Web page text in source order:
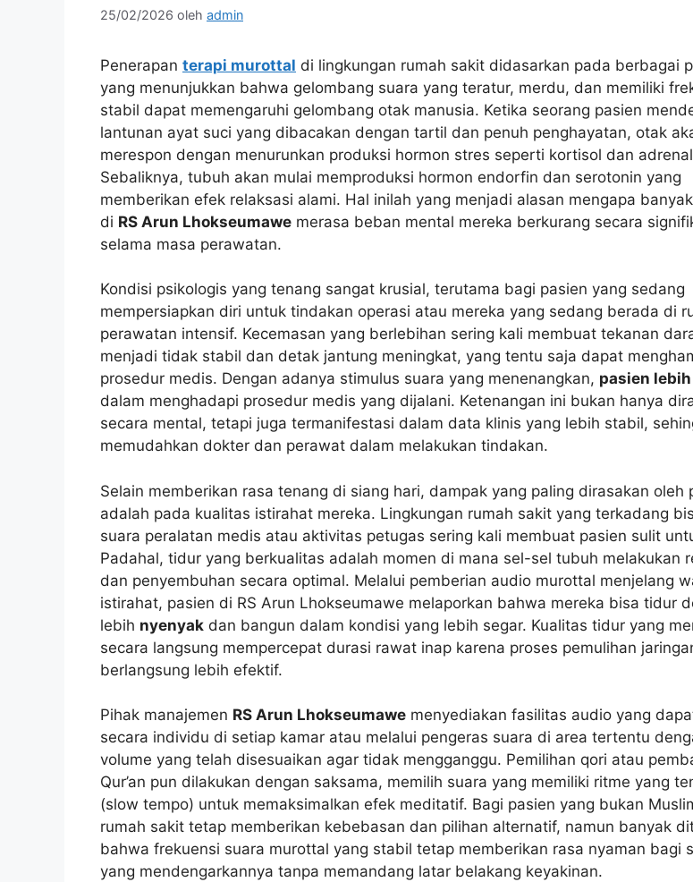
25/02/2026 oleh admin
Penerapan terapi murottal di lingkungan rumah sakit didasarkan pada berbagai
yang menunjukkan bahwa gelombang suara yang teratur, merdu, dan memiliki
stabil dapat memengaruhi gelombang otak manusia. Ketika seorang pasien
lantunan ayat suci yang dibacakan dengan tartil dan penuh penghayatan, otak
merespon dengan menurunkan produksi hormon stres seperti kortisol dan
Sebaliknya, tubuh akan mulai memproduksi hormon endorfin dan serotonin yang
memberikan efek relaksasi alami. Hal inilah yang menjadi alasan mengapa
di RS Arun Lhokseumawe merasa beban mental mereka berkurang secara
selama masa perawatan.
Kondisi psikologis yang tenang sangat krusial, terutama bagi pasien yang sedang
mempersiapkan diri untuk tindakan operasi atau mereka yang sedang berada di
perawatan intensif. Kecemasan yang berlebihan sering kali membuat tekanan
menjadi tidak stabil dan detak jantung meningkat, yang tentu saja dapat
prosedur medis. Dengan adanya stimulus suara yang menenangkan, pasien
dalam menghadapi prosedur medis yang dijalani. Ketenangan ini bukan hanya
secara mental, tetapi juga termanifestasi dalam data klinis yang lebih stabil,
memudahkan dokter dan perawat dalam melakukan tindakan.
Selain memberikan rasa tenang di siang hari, dampak yang paling dirasakan oleh
adalah pada kualitas istirahat mereka. Lingkungan rumah sakit yang terkadang
suara peralatan medis atau aktivitas petugas sering kali membuat pasien sulit
Padahal, tidur yang berkualitas adalah momen di mana sel-sel tubuh melakukan
dan penyembuhan secara optimal. Melalui pemberian audio murottal menjelang
istirahat, pasien di RS Arun Lhokseumawe melaporkan bahwa mereka bisa tidur
lebih nyenyak dan bangun dalam kondisi yang lebih segar. Kualitas tidur yang
secara langsung mempercepat durasi rawat inap karena proses pemulihan
berlangsung lebih efektif.
Pihak manajemen RS Arun Lhokseumawe menyediakan fasilitas audio yang
secara individu di setiap kamar atau melalui pengeras suara di area tertentu
volume yang telah disesuaikan agar tidak mengganggu. Pemilihan qori atau
Qur’an pun dilakukan dengan saksama, memilih suara yang memiliki ritme yang
(slow tempo) untuk memaksimalkan efek meditatif. Bagi pasien yang bukan
rumah sakit tetap memberikan kebebasan dan pilihan alternatif, namun banyak
bahwa frekuensi suara murottal yang stabil tetap memberikan rasa nyaman bagi
yang mendengarkannya tanpa memandang latar belakang keyakinan.